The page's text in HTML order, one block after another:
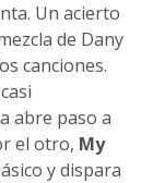
Un acierto
de Dany
canciones.
abre paso a
el otro, My
y dispara